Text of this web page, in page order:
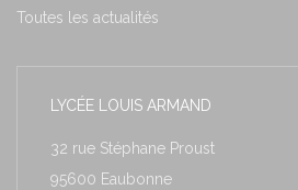
Toutes les actualités
LYCÉE LOUIS ARMAND
32 rue Stéphane Proust
95600 Eaubonne